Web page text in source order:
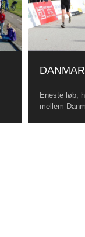
Eneste løb,
mellem